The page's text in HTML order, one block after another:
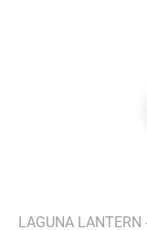
LAGUNA LANTERN